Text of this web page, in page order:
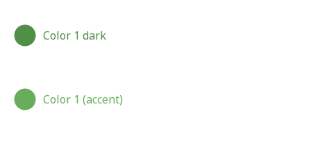
Color 1 dark
Color 1 (accent)